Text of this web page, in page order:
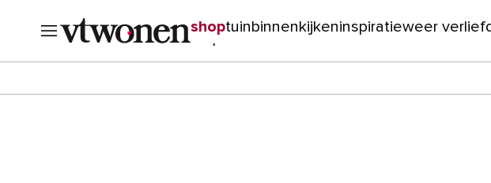
shoptuin binnenkijkeninspiratieweer
verbouwen